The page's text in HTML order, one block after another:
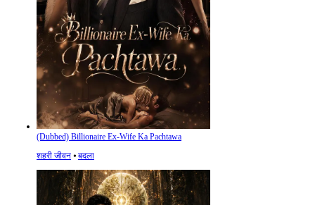
(Dubbed) Billionaire Ex-Wife Ka Pachtawa
शहरी जीवन ⦁ बदला